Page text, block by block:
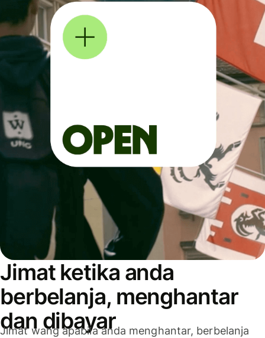
Jimat ketika anda
berbelanja, menghantar
dan dibayar
Jimat wang apabila anda menghantar, berbelanja